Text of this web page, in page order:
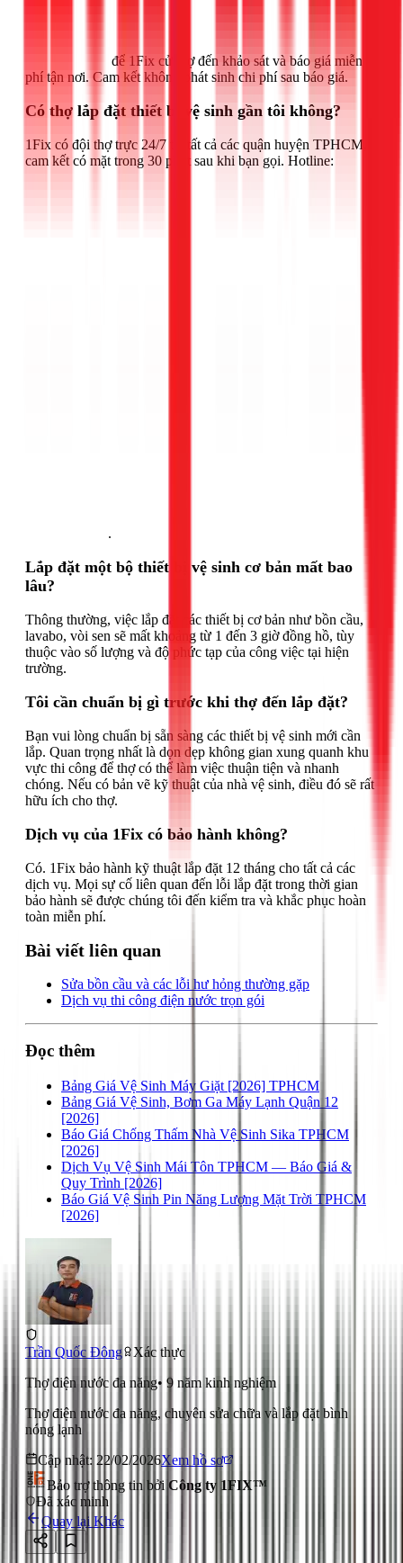
để 1Fix cử thợ đến khảo sát và báo giá miễn
phí tận nơi. Cam kết không phát sinh chi phí sau báo giá.
Có thợ lắp đặt thiết bị vệ sinh gần tôi không?
1Fix có đội thợ trực 24/7 tại tất cả các quận huyện TPHCM,
cam kết có mặt trong 30 phút sau khi bạn gọi. Hotline:
.
Lắp đặt một bộ thiết bị vệ sinh cơ bản mất bao
lâu?
Thông thường, việc lắp đặt các thiết bị cơ bản như bồn cầu,
lavabo, vòi sen sẽ mất khoảng từ 1 đến 3 giờ đồng hồ, tùy
thuộc vào số lượng và độ phức tạp của công việc tại hiện
trường.
Tôi cần chuẩn bị gì trước khi thợ đến lắp đặt?
Bạn vui lòng chuẩn bị sẵn sàng các thiết bị vệ sinh mới cần
lắp. Quan trọng nhất là dọn dẹp không gian xung quanh khu
vực thi công để thợ có thể làm việc thuận tiện và nhanh
chóng. Nếu có bản vẽ kỹ thuật của nhà vệ sinh, điều đó sẽ rất
hữu ích cho thợ.
Dịch vụ của 1Fix có bảo hành không?
Có. 1Fix bảo hành kỹ thuật lắp đặt 12 tháng cho tất cả các
dịch vụ. Mọi sự cố liên quan đến lỗi lắp đặt trong thời gian
bảo hành sẽ được chúng tôi đến kiểm tra và khắc phục hoàn
toàn miễn phí.
Bài viết liên quan
Sửa bồn cầu và các lỗi hư hỏng thường gặp
Dịch vụ thi công điện nước trọn gói
Đọc thêm
Bảng Giá Vệ Sinh Máy Giặt [2026] TPHCM
Bảng Giá Vệ Sinh, Bơm Ga Máy Lạnh Quận 12
[2026]
Báo Giá Chống Thấm Nhà Vệ Sinh Sika TPHCM
[2026]
Dịch Vụ Vệ Sinh Mái Tôn TPHCM — Báo Giá &
Quy Trình [2026]
Báo Giá Vệ Sinh Pin Năng Lượng Mặt Trời TPHCM
[2026]
Trần Quốc Đông
Xác thực
Thợ điện nước đa năng• 9 năm kinh nghiệm
Thợ điện nước đa năng, chuyên sửa chữa và lắp đặt bình
nóng lạnh
Cập nhật: 22/02/2026Xem hồ sơ
Bảo trợ thông tin bởi Công ty 1FIX™
Đã xác minh
Quay lại Khác